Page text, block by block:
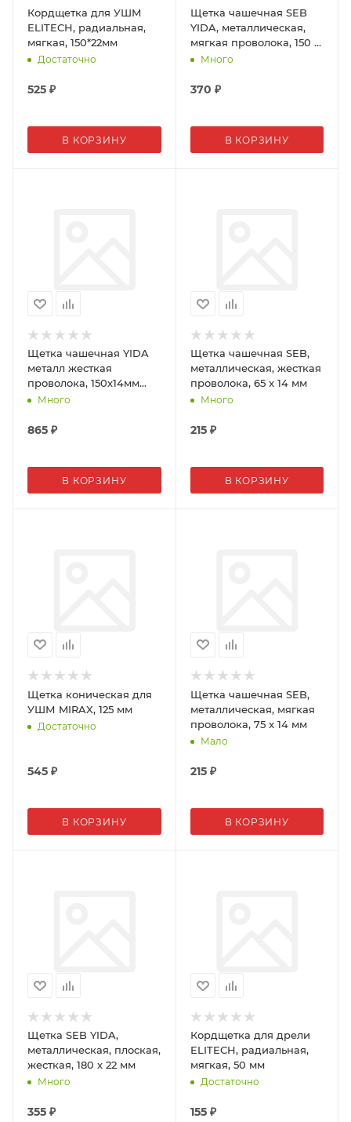
Кордщетка для УШМ
ELITECH, радиальная,
мягкая, 150*22мм
Достаточно
525 ₽
В КОРЗИНУ
Щетка чашечная SEB
YIDA, металлическая,
мягкая проволока, 150 х
14 мм
Много
370 ₽
В КОРЗИНУ
Щетка чашечная YIDA
металл жесткая
проволока, 150х14мм
Т994802
Много
865 ₽
В КОРЗИНУ
Щетка чашечная SEB,
металлическая, жесткая
проволока, 65 x 14 мм
Много
215₽
В КОРЗИНУ
Щетка коническая для
УШМ MIRAX, 125 мм
Достаточно
545 ₽
В КОРЗИНУ
Щетка чашечная SEB,
металлическая, мягкая
проволока, 75 x 14 мм
Мало
215₽
В КОРЗИНУ
Щетка SEB YIDA,
металлическая, плоская,
жесткая, 180 х 22 мм
Много
355 ₽
Кордщетка для дрели
ELITECH, радиальная,
мягкая, 50 мм
Достаточно
155₽